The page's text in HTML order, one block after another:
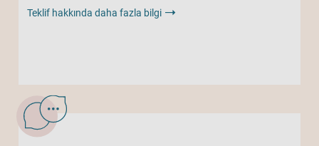
Teklif hakkında daha fazla bilgi